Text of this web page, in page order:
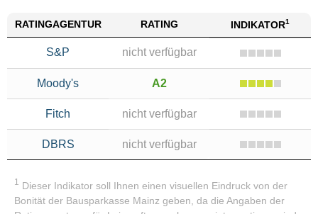
RATINGAGENTUR RATING INDIKATOR1
S&P nicht verfügbar
Moody's A2
Fitch nicht verfügbar
DBRS nicht verfügbar
1
Dieser Indikator soll Ihnen einen visuellen Eindruck von der
Bonität der Bausparkasse Mainz geben, da die Angaben der